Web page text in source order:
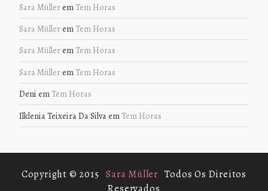
Sara Müllerem Tem Horas
Sara Müllerem Tem Horas
Sara Müllerem Tem Horas
Sara Müllerem Tem Horas
Deni em Tem Horas
Ilklenia Teixeira Da Silvaem Tem Horas
Copyright © 2015 Sara Müller Todos Os Direitos